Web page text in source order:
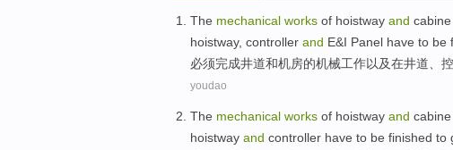
The mechanical works of hoistway and cabine
hoistway, controller and E&I Panel have to be
必须完成井道和机房的机械工作以及在井道、
youdao
The mechanical works of hoistway and cabine
hoistway and controller have to be finished to